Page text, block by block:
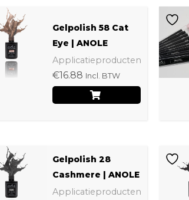
Gelpolish 58 Cat
Eye | ANOLE
Applicatieproducten
€16.88 Incl. BTW
Gelpolish 28
Cashmere | ANOLE
Applicatieproducten